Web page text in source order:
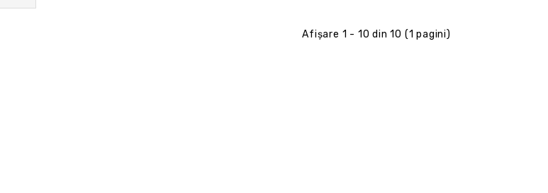
Afişare 1 - 10 din 10 (1 pagini)